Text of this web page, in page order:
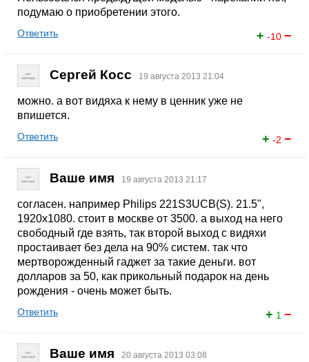
подумаю о приобретении этого.
+ -10 −
Ответить
Сергей Косс 19 августа 2013 21:04
можно. а вот видяха к нему в ценник уже не
впишется.
+ -2 −
Ответить
Ваше имя 19 августа 2013 21:17
согласен. например Philips 221S3UCB(S). 21.5",
1920x1080. стоит в москве от 3500. а выход на него
свободный где взять, так второй выход с видяхи
простаивает без дела на 90% систем. так что
мертворожденный гаджет за такие деньги. вот
долларов за 50, как прикольный подарок на день
рождения - очень может быть.
+ 1 −
Ответить
Ваше имя 20 августа 2013 03:08